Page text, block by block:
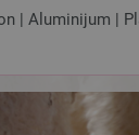
| Aluminijum |